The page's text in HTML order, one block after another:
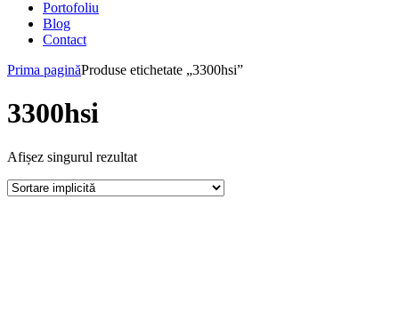
Portofoliu
Blog
Contact
Prima paginăProduse etichetate „3300hsi”
3300hsi
Afișez singurul rezultat